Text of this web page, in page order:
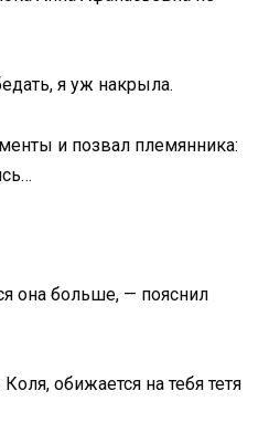
я уж накрыла.
и позвал племянника:
она больше, — пояснил
обижается на тебя тетя